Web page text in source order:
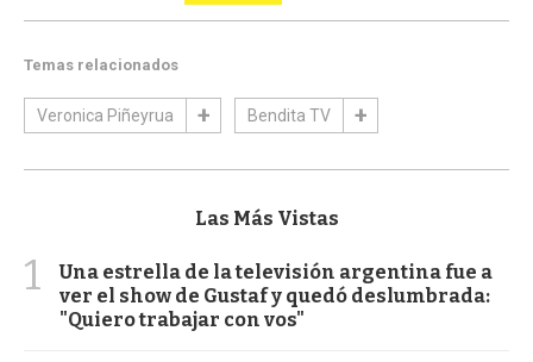
Temas relacionados
Veronica Piñeyrua Bendita TV
Las Más Vistas
1
Una estrella de la televisión argentina fue a
ver el show de Gustaf y quedó deslumbrada:
"Quiero trabajar con vos"